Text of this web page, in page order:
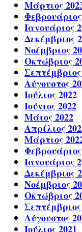
Μάρτιος
Ιανουάριος
Δεκέμβριος
Νοέμβριος
Οκτώβριος
Αύγουστος
Ιούλιος 2022
Ιούνιος 2022
Μάιος 2022
Απρίλιος
Μάρτιος
Ιανουάριος
Δεκέμβριος
Νοέμβριος
Οκτώβριος
Σεπτέμβριος
Αύγουστος
Ιούλιος 2021